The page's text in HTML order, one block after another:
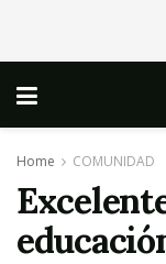
Home COMUNIDAD